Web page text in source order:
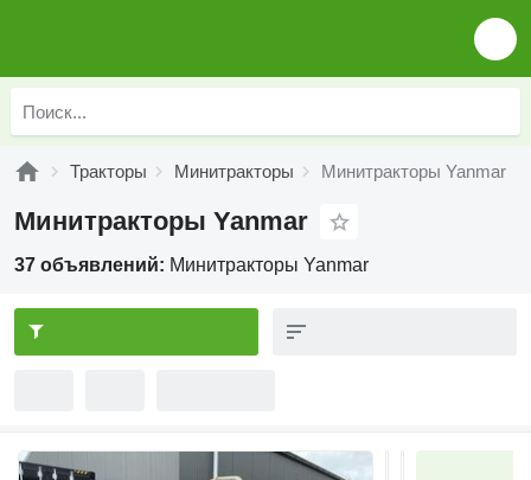
Тракторы Минитракторы Минитракторы Yanmar
Минитракторы Yanmar
37 объявлений: Минитракторы Yanmar